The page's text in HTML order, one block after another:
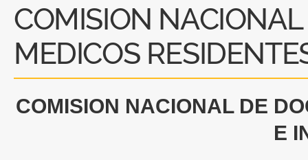
COMISION
MEDICOS
COMISION NACIONAL DE
E